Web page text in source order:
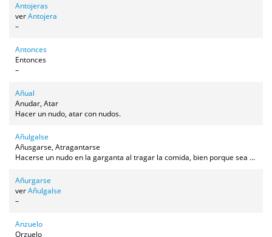
Antojeras
verAntojera
–
Antonces
Entonces
–
Añual
Anudar, Atar
Hacer un nudo, atar con nudos.
Añulgalse
Añusgarse, Atragantarse
Hacerse un nudo en la garganta al tragar la comida, bien porque sea pastosa, porque esté seca o por cualquier otro motivo.
Añurgarse
verAñulgalse
–
Anzuelo
Orzuelo